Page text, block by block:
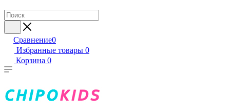
Сравнение0
Избранные товары 0
Корзина 0